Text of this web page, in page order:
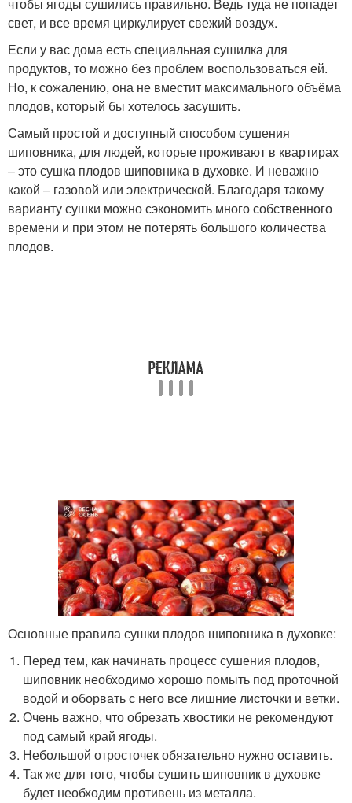
свет, и все время циркулирует свежий воздух.
Если у вас дома есть специальная сушилка для
продуктов, то можно без проблем воспользоваться ей.
Но, к сожалению, она не вместит максимального объёма
плодов, который бы хотелось засушить.
Самый простой и доступный способом сушения
шиповника, для людей, которые проживают в квартирах
– это сушка плодов шиповника в духовке. И неважно
какой – газовой или электрической. Благодаря такому
варианту сушки можно сэкономить много собственного
времени и при этом не потерять большого количества
плодов.
Основные правила сушки плодов шиповника в духовке:
Перед тем, как начинать процесс сушения плодов,
шиповник необходимо хорошо помыть под проточной
водой и оборвать с него все лишние листочки и ветки.
Очень важно, что обрезать хвостики не рекомендуют
под самый край ягоды.
Небольшой отросточек обязательно нужно оставить.
Так же для того, чтобы сушить шиповник в духовке
будет необходим противень из металла.